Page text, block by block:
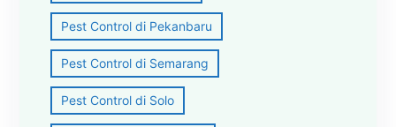
Pest Control di Pekanbaru
Pest Control di Semarang
Pest Control di Solo